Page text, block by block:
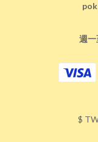
週
$